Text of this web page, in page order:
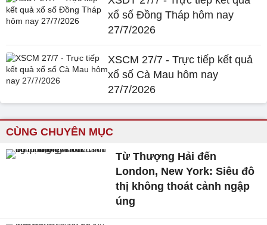
xổ số Đồng Tháp hôm nay
27/7/2026
XSCM 27/7 - Trực tiếp kết quả
xổ số Cà Mau hôm nay
27/7/2026
CÙNG CHUYÊN MỤC
Từ Thượng Hải đến
London, New York: Siêu đô
thị không thoát cảnh ngập
úng